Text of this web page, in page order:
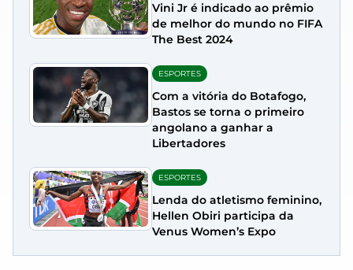
Vini Jr é indicado ao prêmio
de melhor do mundo no FIFA
The Best 2024
ESPORTES
Com a vitória do Botafogo,
Bastos se torna o primeiro
angolano a ganhar a
Libertadores
ESPORTES
Lenda do atletismo feminino,
Hellen Obiri participa da
Venus Women’s Expo